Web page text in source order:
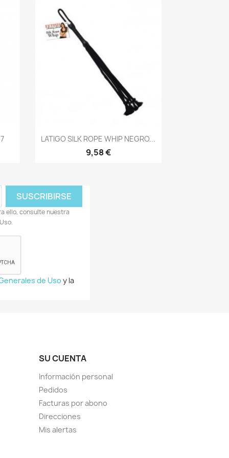
Vista rápida
LATIGO SILK ROPE WHIP NEGRO...
9,58 €
ello, consulte nuestra
de Uso y la
SU CUENTA
Información personal
Pedidos
Facturas por abono
Direcciones
Mis alertas